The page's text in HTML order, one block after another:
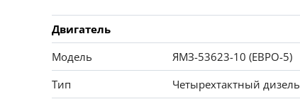
Двигатель
Модель
ЯМЗ-53623-10 (ЕВРО-5)
Тип
Четырехтактный дизель